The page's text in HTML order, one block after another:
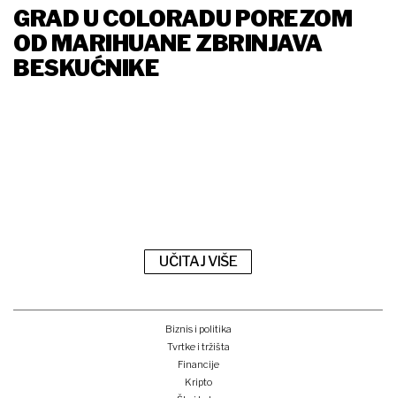
GRAD U COLORADU POREZOM
OD MARIHUANE ZBRINJAVA
BESKUĆNIKE
UČITAJ VIŠE
Biznis i politika
Tvrtke i tržišta
Financije
Kripto